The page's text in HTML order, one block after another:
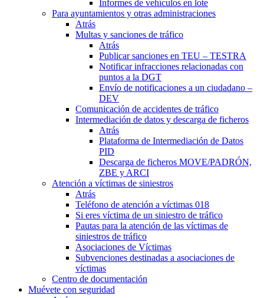
Informes de vehículos en lote
Para ayuntamientos y otras administraciones
Atrás
Multas y sanciones de tráfico
Atrás
Publicar sanciones en TEU – TESTRA
Notificar infracciones relacionadas con
puntos a la DGT
Envío de notificaciones a un ciudadano –
DEV
Comunicación de accidentes de tráfico
Intermediación de datos y descarga de ficheros
Atrás
Plataforma de Intermediación de Datos
PID
Descarga de ficheros MOVE/PADRÓN,
ZBE y ARCI
Atención a víctimas de siniestros
Atrás
Teléfono de atención a víctimas 018
Si eres víctima de un siniestro de tráfico
Pautas para la atención de las víctimas de
siniestros de tráfico
Asociaciones de Víctimas
Subvenciones destinadas a asociaciones de
víctimas
Centro de documentación
Muévete con seguridad